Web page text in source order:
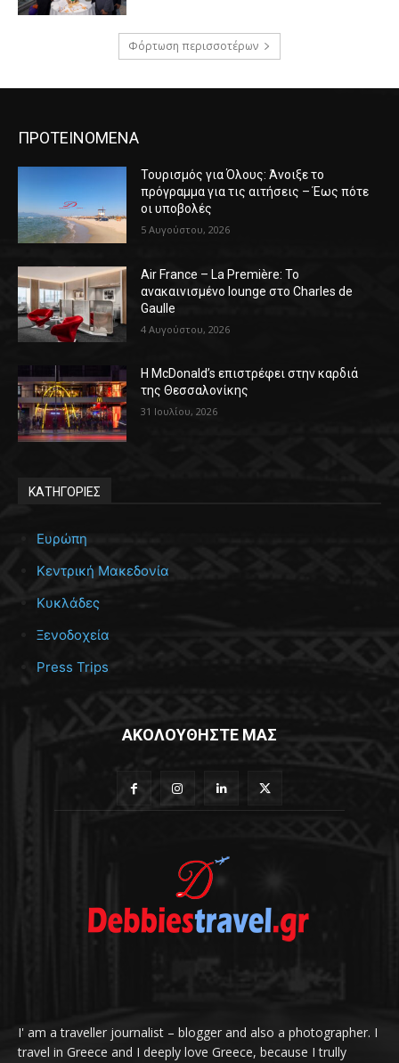
Φόρτωση περισσοτέρων
ΠΡΟΤΕΙΝΟΜΕΝΑ
Τουρισμός για Όλους: Άνοιξε το
πρόγραμμα για τις αιτήσεις – Έως πότε
οι υποβολές
5 Αυγούστου, 2026
Air France – La Première: Το
ανακαινισμένο lounge στο Charles de
Gaulle
4 Αυγούστου, 2026
Η McDonald’s επιστρέφει στην καρδιά
της Θεσσαλονίκης
31 Ιουλίου, 2026
ΚΑΤΗΓΟΡΙΕΣ
Ευρώπη
Κεντρική Μακεδονία
Κυκλάδες
Ξενοδοχεία
Press Trips
ΑΚΟΛΟΥΘΗΣΤΕ ΜΑΣ
I' am a traveller journalist – blogger and also a photographer. I
travel in Greece and I deeply love Greece, because I trully